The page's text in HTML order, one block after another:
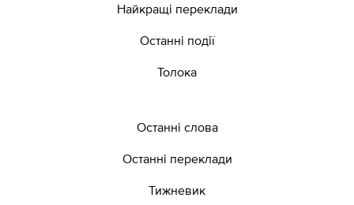
Найкращі переклади
Останні події
Толока
Останні слова
Останні переклади
Тижневик